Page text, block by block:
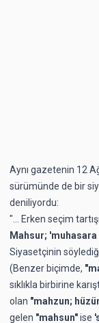
Aynı gazetenin 12
sürümünde de bir
deniliyordu:
"... Erken seçim
Mahsur; 'muhasara
Siyasetçinin
(Benzer biçimde,
sıklıkla birbirine
olan "mahzun;
gelen "mahsun"ise